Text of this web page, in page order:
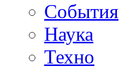
События
Наука
Техно